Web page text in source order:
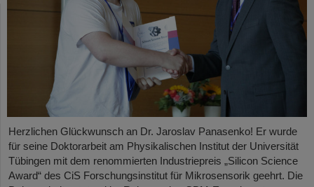
Herzlichen Glückwunsch an Dr. Jaroslav Panasenko! Er wurde
für seine Doktorarbeit am Physikalischen Institut der Universität
Tübingen mit dem renommierten Industriepreis „Silicon Science
Award“ des CiS Forschungsinstitut für Mikrosensorik geehrt. Die